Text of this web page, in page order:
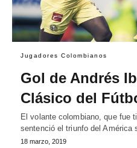
Jugadores Colombianos
Gol de Andrés
Clásico del
El volante colombiano, que fue
sentenció el triunfo del América
18 marzo, 2019